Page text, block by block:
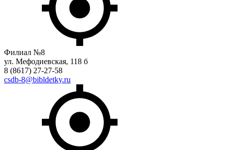
Филиал №8
ул. Мефодиевская, 118 б
8 (8617) 27-27-58
csdb-8@bibldetky.ru